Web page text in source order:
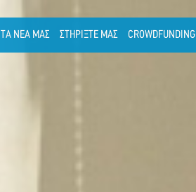
ΤΑ ΝΕΑ ΜΑΣ ΣΤΗΡΙΞΤΕ ΜΑΣ CROWDFUNDING